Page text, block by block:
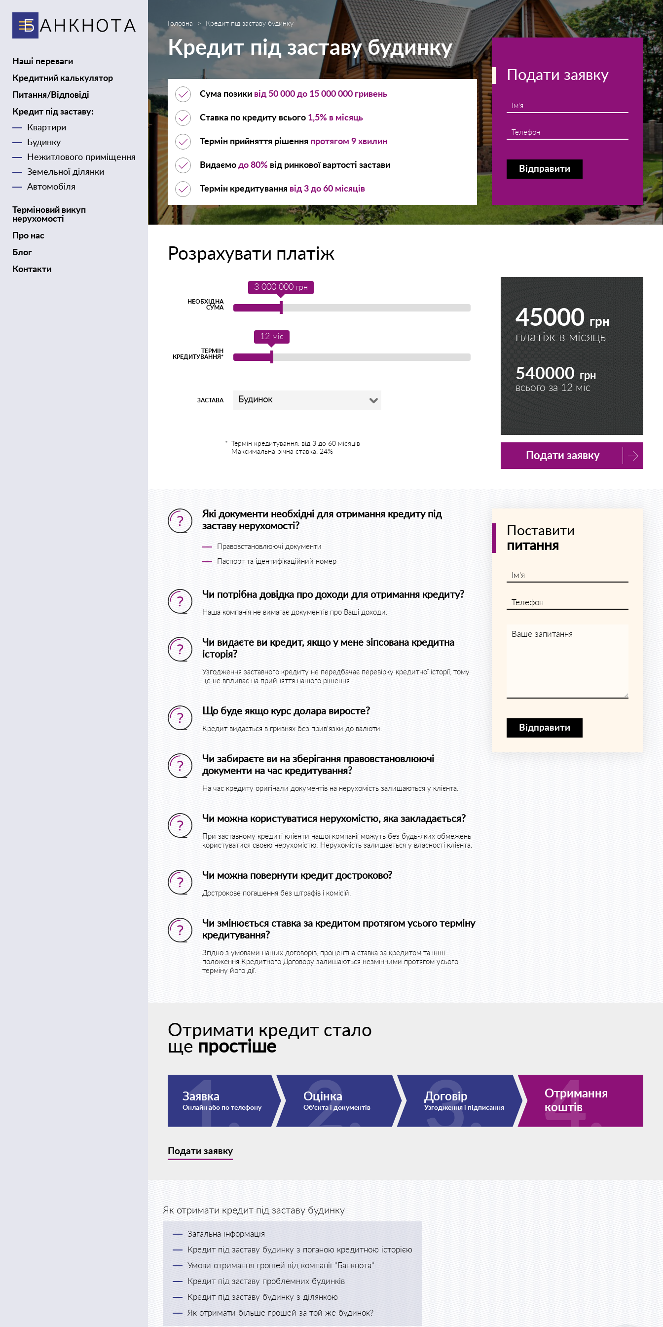
Наші переваги
Кредитний калькулятор
Питання/Відповіді
Кредит під заставу:
Квартири
Будинку
Нежитлового приміщення
Земельної ділянки
Автомобіля
Терміновий викуп
нерухомості
Про нас
Блог
Контакти
Головна Кредит під заставу будинку
Кредит під заставу будинку
Сума позики від 50 000 до 15 000 000 гривень
Ставка по кредиту всього 1,5% в місяць
Термін прийняття рішення протягом 9 хвилин
Видаємо до 80% від ринкової вартості застави
Термін кредитування від 3 до 60 місяців
Подати заявку
Ім'я
Телефон
Відправити
Як отримати кредит під заставу будинку
Загальна інформація
Кредит під заставу будинку з поганою кредитною історією
Умови отримання грошей від компанії "Банкнота"
Кредит під заставу проблемних будинків
Кредит під заставу будинку з ділянкою
Як отримати більше грошей за той же будинок?
Розрахувати платіж
НЕОБХІДНА
СУМА
3 000 000 грн
ТЕРМІН
КРЕДИТУВАННЯ*
12 міс
ЗАСТАВА Будинок
Термін кредитування: від 3 до 60 місяців
Максимальна річна ставка: 24%
45000 грн
платіж в місяць
540000 грн
всього за 12 міс
Подати заявку
Які документи необхідні для отримання кредиту під
заставу нерухомості?
Правовстановлюючі документи
Паспорт та ідентифікаційний номер
Чи потрібна довідка про доходи для отримання кредиту?
Наша компанія не вимагає документів про Ваші доходи.
Чи видаєте ви кредит, якщо у мене зіпсована кредитна
історія?
Узгодження заставного кредиту не передбачає перевірку кредитної історії, тому
це не впливає на прийняття нашого рішення.
Що буде якщо курс долара виросте?
Кредит видається в гривнях без прив'язки до валюти.
Чи забираєте ви на зберігання правовстановлюючі
документи на час кредитування?
На час кредиту оригінали документів на нерухомість залишаються у клієнта.
Чи можна користуватися нерухомістю, яка закладається?
При заставному кредиті клієнти нашої компанії можуть без будь-яких обмежень
користуватися своєю нерухомістю. Нерухомість залишається у власності клієнта.
Чи можна повернути кредит достроково?
Дострокове погашення без штрафів і комісій.
Чи змінюється ставка за кредитом протягом усього терміну
кредитування?
Згідно з умовами наших договорів, процентна ставка за кредитом та інші
положення Кредитного Договору залишаються незмінними протягом усього
терміну його дії.
Поставити
питання
Ім'я
Телефон
Ваше запитання
Відправити
Отримати кредит стало
ще простіше
Заявка
Онлайн або по телефону
Оцінка
Об'єкта і документів
Договір
Узгодження і підписання
Отримання
коштів
Подати заявку